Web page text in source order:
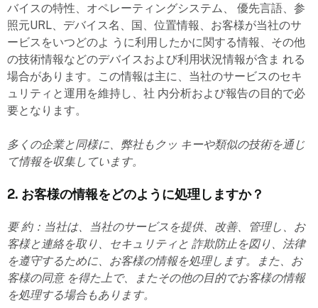
バイスの特性、オペレーティングシステム、 優先言語、参
照元URL、デバイス名、国、位置情報、お客様が当社のサ
ービスをいつどのよ うに利用したかに関する情報、その他
の技術情報などのデバイスおよび利用状況情報が含ま れる
場合があります。この情報は主に、当社のサービスのセキ
ュリティと運用を維持し、社 内分析および報告の目的で必
要となります。
多くの企業と同様に、弊社もクッ キーや類似の技術を通じ
て情報を収集しています。
2. お客様の情報をどのように処理しますか？
要 約：当社は、当社のサービスを提供、改善、管理し、お
客様と連絡を取り、セキュリティと 詐欺防止を図り、法律
を遵守するために、お客様の情報を処理します。また、お
客様の同意 を得た上で、またその他の目的でお客様の情報
を処理する場合もあります。